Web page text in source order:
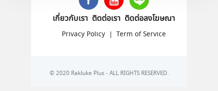
เกี่ยวกับเรา ติดต่อเรา ติดต่อลงโฆษณา
Privacy Policy | Term of Service
© 2020 Rakluke Plus - ALL RIGHTS RESERVED.